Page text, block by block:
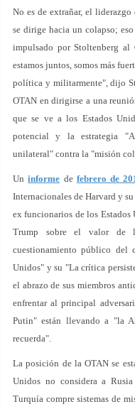
No es de extrañar, el
se dirige hacia un colapso;
impulsado por Stoltenberg al
estamos juntos, somos más
política y militarmente", dijo
OTAN en dirigirse a una
que se ve a los Estados
potencial y la estrategia
unilateral" contra la "misión
Uninforme de febrero de
Internacionales de Harvard y
ex funcionarios de los
Trump sobre el valor de
cuestionamiento público del
Unidos" y su "La crítica
el abrazo de sus miembros
enfrentar al principal
Putin" están llevando a "la
recuerda".
La posición de la OTAN se
Unidos no considera a
Turquía compre sistemas de